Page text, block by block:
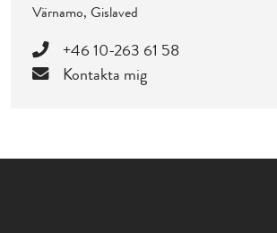
Värnamo, Gislaved
+46 10-263 61 58
Kontakta mig